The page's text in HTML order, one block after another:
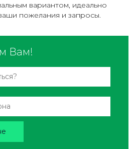
вариантом, идеально
пожелания и запросы.
Вам!